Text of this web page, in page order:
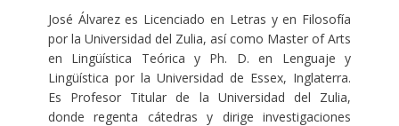
José Álvarez es Licenciado en Letras y en Filosofía
por la Universidad del Zulia, así como Master of Arts
en Lingüística Teórica y Ph. D. en Lenguaje y
Lingüística por la Universidad de Essex, Inglaterra.
Es Profesor Titular de la Universidad del Zulia,
donde regenta cátedras y dirige investigaciones